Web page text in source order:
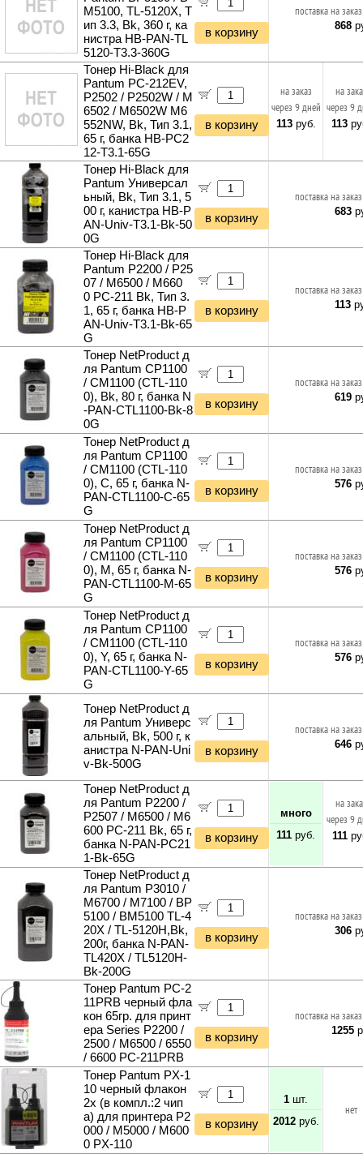
M5100, TL-5120Х, Т
ип 3.3, Bk, 360 г, ка
нистра HB-PAN-TL
5120-T3.3-360G
в корзину
поставка на
868
Тонер Hi-Black для
Pantum PC-212EV,
P2502 / P2502W / M
6502 / M6502W M6
552NW, Bk, Тип 3.1,
65 г, банка HB-PC2
12-T3.1-65G
в корзину
на заказ
через 9 дней
113руб.
на
через 9
113
Тонер Hi-Black для
Pantum Универсал
ьный, Bk, Тип 3.1, 5
00 г, канистра HB-P
AN-Univ-T3.1-Bk-50
0G
в корзину
поставка на
683
Тонер Hi-Black для
Pantum P2200 / P25
07 / M6500 / M660
0 PC-211 Bk, Тип 3.
1, 65 г, банка HB-P
AN-Univ-T3.1-Bk-65
G
в корзину
поставка на
113
Тонер NetProduct д
ля Pantum CP1100
/ CM1100 (CTL-110
0), Bk, 80 г, банка N
-PAN-CTL1100-Bk-8
0G
в корзину
поставка на
619
Тонер NetProduct д
ля Pantum CP1100
/ CM1100 (CTL-110
0), C, 65 г, банка N-
PAN-CTL1100-C-65
G
в корзину
поставка на
576
Тонер NetProduct д
ля Pantum CP1100
/ CM1100 (CTL-110
0), M, 65 г, банка N-
PAN-CTL1100-M-65
G
в корзину
поставка на
576
Тонер NetProduct д
ля Pantum CP1100
/ CM1100 (CTL-110
0), Y, 65 г, банка N-
PAN-CTL1100-Y-65
G
в корзину
поставка на
576
Тонер NetProduct д
ля Pantum Универс
альный, Bk, 500 г, к
анистра N-PAN-Uni
v-Bk-500G
в корзину
поставка на
646
Тонер NetProduct д
ля Pantum P2200 /
P2507 / M6500 / M6
600 PC-211 Bk, 65 г,
банка N-PAN-PC21
1-Bk-65G
в корзину
много
111 руб.
на
через 9
111
Тонер NetProduct д
ля Pantum P3010 /
M6700 / M7100 / BP
5100 / BM5100 TL-4
20X / TL-5120Н,Bk,
200г, банка N-PAN-
TL420X / TL5120Н-
Bk-200G
в корзину
поставка на
306
Тонер Pantum PC-2
11PRB черный фла
кон 65гр. для принт
ера Series P2200 /
2500 / M6500 / 6550
/ 6600 PC-211PRB
в корзину
поставка на
1255
Тонер Pantum PX-1
10 черный флакон
2x (в компл.:2 чип
а) для принтера P2
000 / M5000 / M600
0 PX-110
в корзину
1 шт.
2012руб.
нет